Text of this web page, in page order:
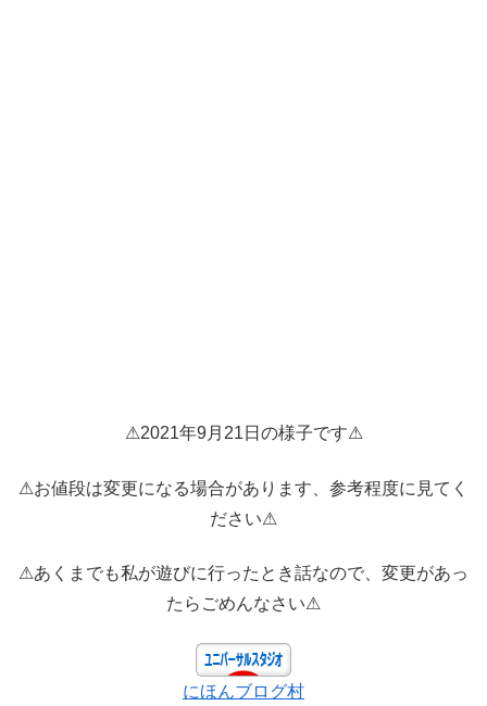
⚠2021年9月21日の様子です⚠
⚠お値段は変更になる場合があります、参考程度に見てく
ださい⚠
⚠あくまでも私が遊びに行ったとき話なので、変更があっ
たらごめんなさい⚠
にほんブログ村